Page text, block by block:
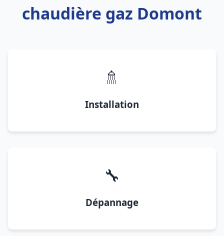
chaudière gaz Domont
🚿
Installation
🔧
Dépannage